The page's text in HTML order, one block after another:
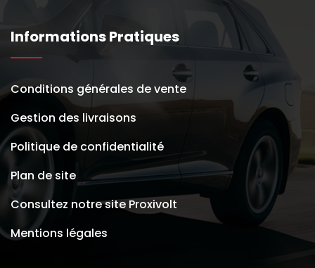
Informations Pratiques
Conditions générales de vente
Gestion des livraisons
Politique de confidentialité
Plan de site
Consultez notre site Proxivolt
Mentions légales